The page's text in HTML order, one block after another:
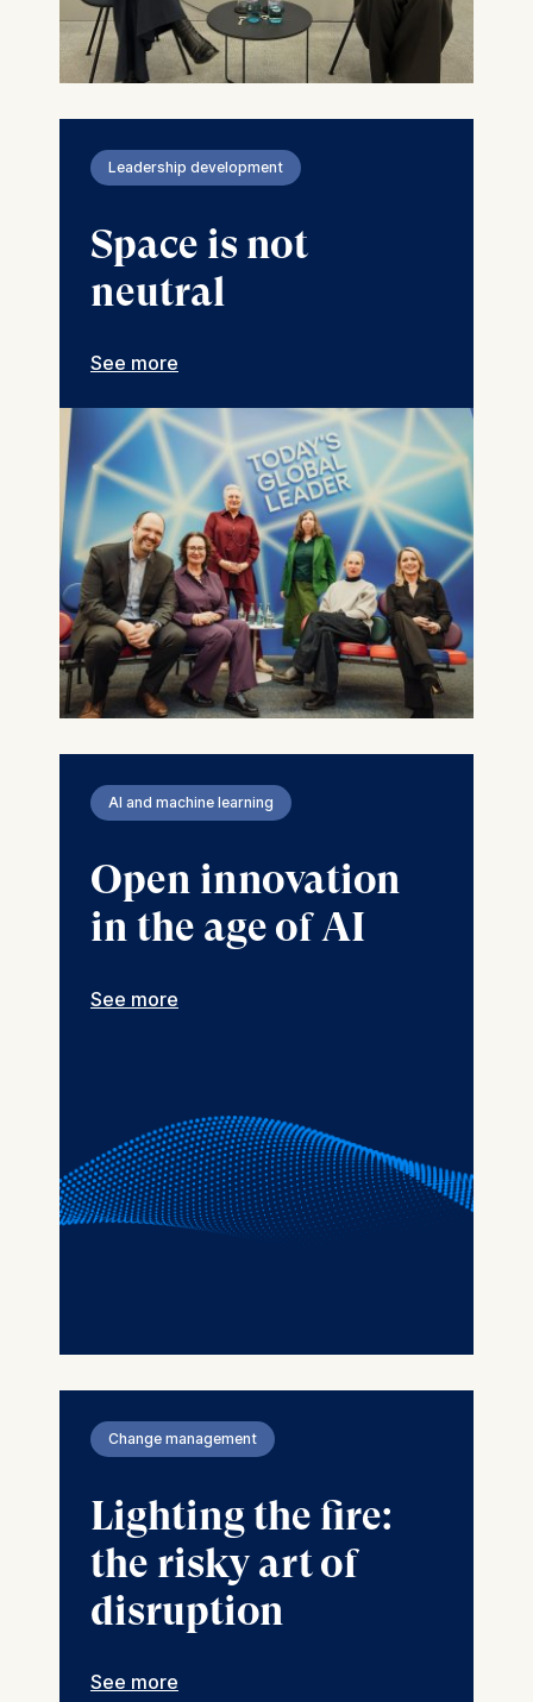
Leadership development
Space is not
neutral
See more
AI and machine learning
Open innovation
in the age of AI
See more
Change management
Lighting the fire:
the risky art of
disruption
See more